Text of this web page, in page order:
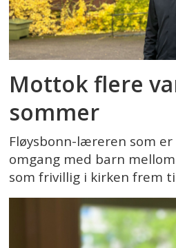
Mottok flere
sommer
Fløysbonn-læreren som
omgang med barn
som frivillig i kirken frem